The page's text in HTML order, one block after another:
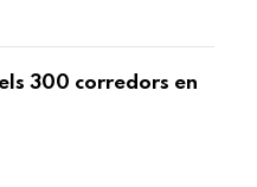
300 corredors en